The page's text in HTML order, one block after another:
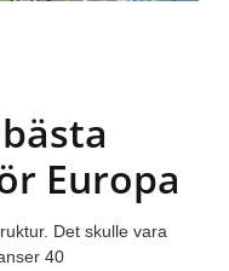
Europa
Det skulle vara
40